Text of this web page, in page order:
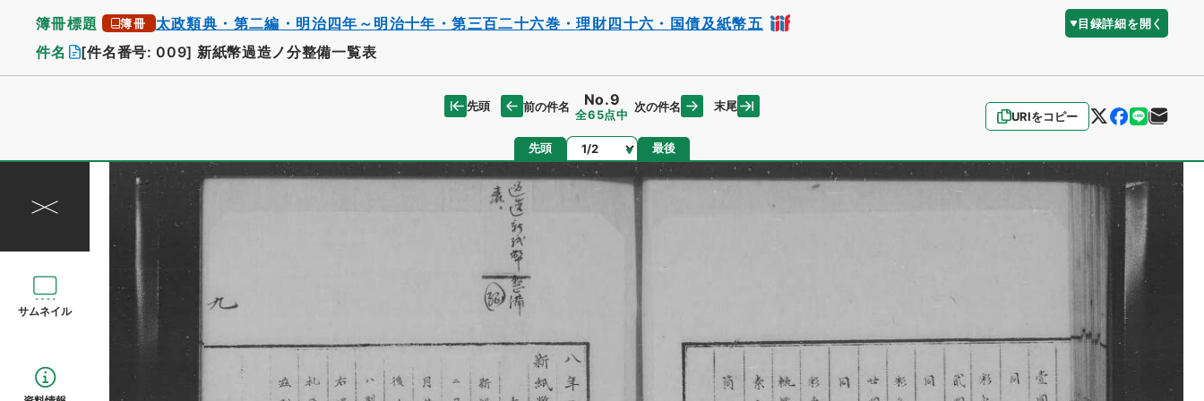
簿冊標題 簿冊 太政類典・第二編・明治四年～明治十年・第三百二十六巻・理財四十六・国債及紙幣五 目録詳細を開く
件名 [件名番号: 009] 新紙幣過造ノ分整備一覧表
URIをコピー
先頭 前の件名 No.9
全65点中
次の件名 末尾
先頭 ページ 最後
サムネイル